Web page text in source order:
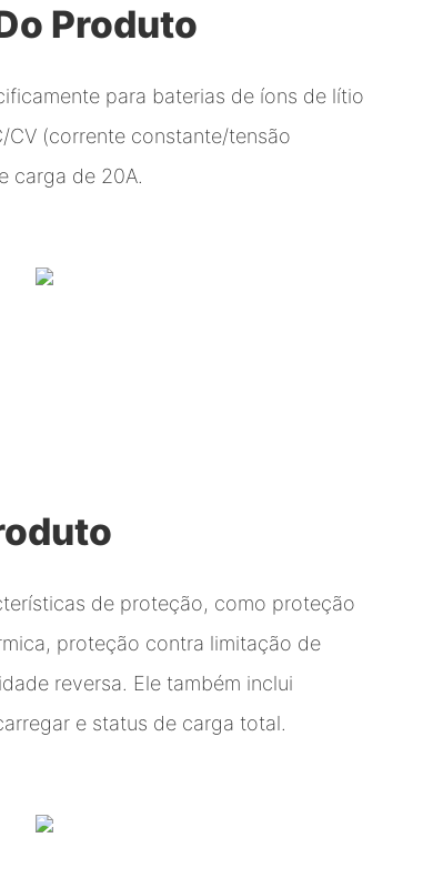
Produto
para baterias de íons de lítio
(corrente constante/tensão
carga de 20A.
de proteção, como proteção
proteção contra limitação de
reversa. Ele também inclui
e status de carga total.